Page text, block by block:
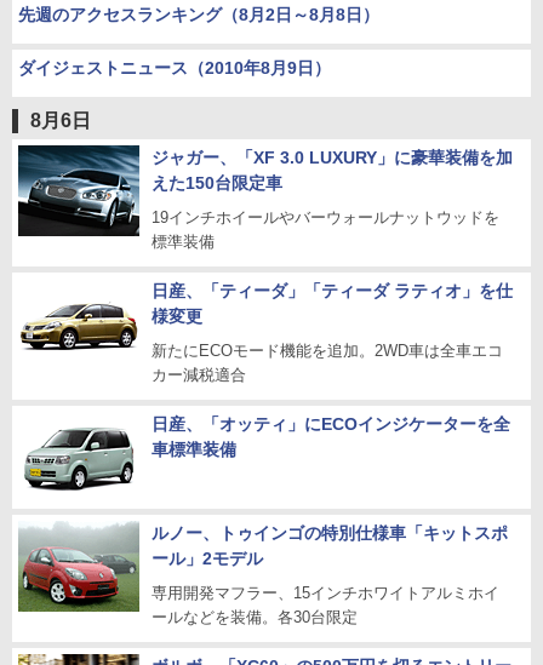
先週のアクセスランキング（8月2日～8月8日）
ダイジェストニュース（2010年8月9日）
8月6日
ジャガー、「XF 3.0 LUXURY」に豪華装備を加
えた150台限定車
19インチホイールやバーウォールナットウッドを
標準装備
日産、「ティーダ」「ティーダ ラティオ」を仕
様変更
新たにECOモード機能を追加。2WD車は全車エコ
カー減税適合
日産、「オッティ」にECOインジケーターを全
車標準装備
ルノー、トゥインゴの特別仕様車「キットスポ
ール」2モデル
専用開発マフラー、15インチホワイトアルミホイ
ールなどを装備。各30台限定